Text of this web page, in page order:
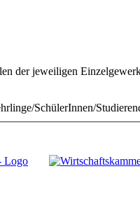
der jeweiligen
SchülerInnen/